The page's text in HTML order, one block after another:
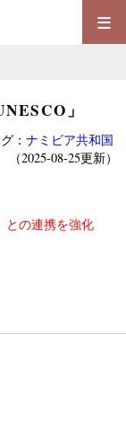
≡
」
： ナミビア共和国
（2025-08-25更新）
との連携を強化